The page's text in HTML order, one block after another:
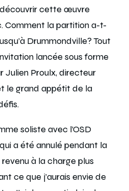
découvrir cette œuvre
Comment la partition a-t-
Drummondville? Tout
lancée sous forme
Julien Proulx, directeur
le grand appétit de la
soliste avec l’OSD
a été annulé pendant la
à la charge plus
ce que j’aurais envie de